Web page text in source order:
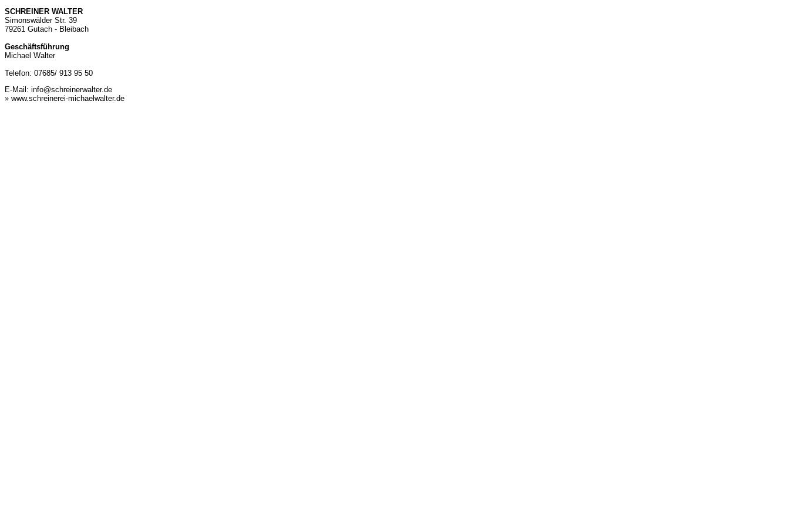
SCHREINER WALTER
Simonswälder Str. 39
79261 Gutach - Bleibach
Geschäftsführung
Michael Walter
Telefon: 07685/ 913 95 50
E-Mail: info@schreinerwalter.de
» www.schreinerei-michaelwalter.de